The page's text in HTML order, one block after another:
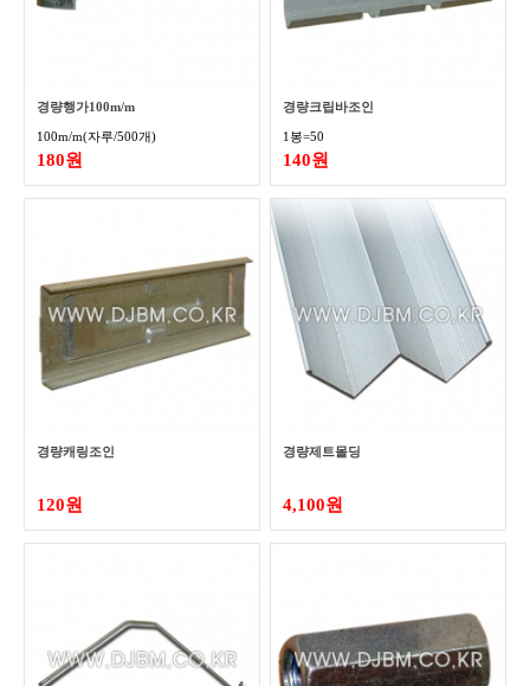
경량행가100m/m
100m/m(자루/500개)
180원
경량크립바조인
1봉=50
140원
경량캐링조인
120원
경량제트몰딩
4,100원